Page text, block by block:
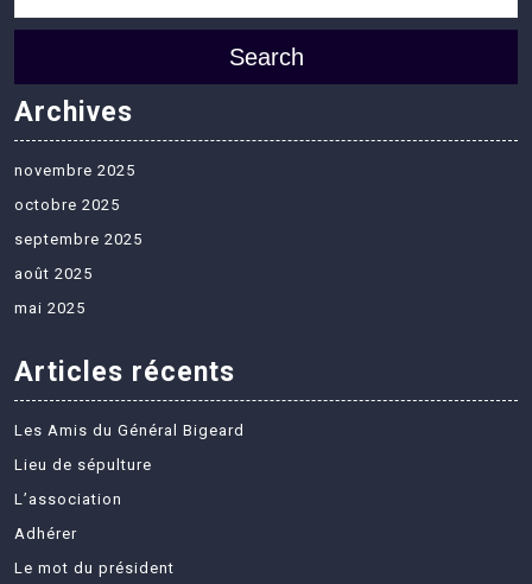
Search
Archives
novembre 2025
octobre 2025
septembre 2025
août 2025
mai 2025
Articles récents
Les Amis du Général Bigeard
Lieu de sépulture
L’association
Adhérer
Le mot du président